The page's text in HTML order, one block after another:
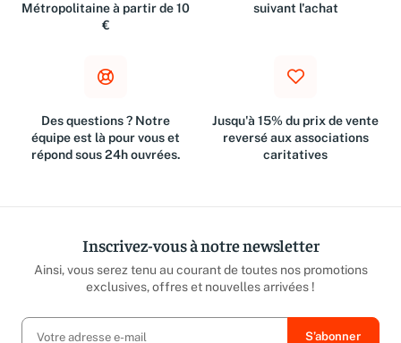
Métropolitaine à partir de 10
€
suivant l'achat
Des questions ? Notre
équipe est là pour vous et
répond sous 24h ouvrées.
Jusqu'à 15% du prix de vente
reversé aux associations
caritatives
Inscrivez-vous à notre newsletter
Ainsi, vous serez tenu au courant de toutes nos promotions
exclusives, offres et nouvelles arrivées !